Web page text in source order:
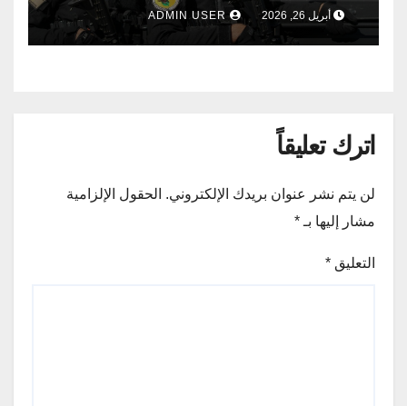
أبريل 26, 2026 ADMIN USER
اترك تعليقاً
لن يتم نشر عنوان بريدك الإلكتروني. الحقول الإلزامية
مشار إليها بـ *
التعليق *